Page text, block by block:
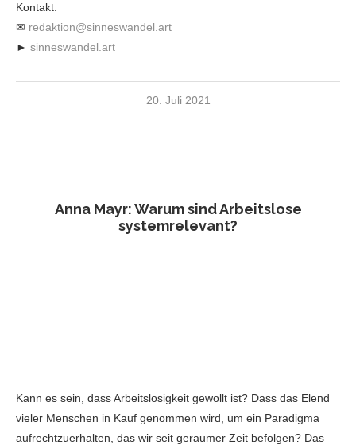
Kontakt:
✉ redaktion@sinneswandel.art
► sinneswandel.art
20. Juli 2021
Anna Mayr: Warum sind Arbeitslose
systemrelevant?
Kann es sein, dass Arbeitslosigkeit gewollt ist? Dass das Elend
vieler Menschen in Kauf genommen wird, um ein Paradigma
aufrechtzuerhalten, das wir seit geraumer Zeit befolgen? Das